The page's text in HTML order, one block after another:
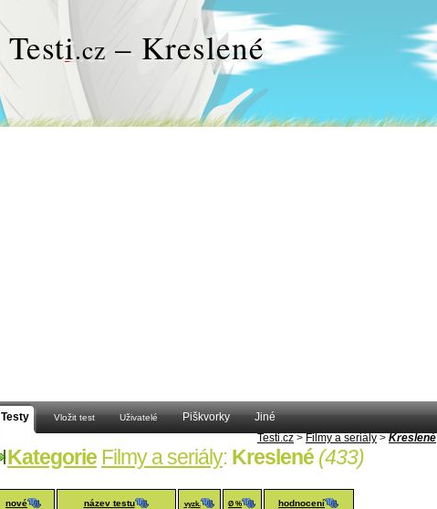
Testi.cz – Kreslené
Testy Vložit test Uživatelé Piškvorky
Jiné
Testi.cz > Filmy a seriály > Kreslené
Kategorie Filmy a seriály: Kreslené (433)
nové název testu vyzk. Ø % hodnocení